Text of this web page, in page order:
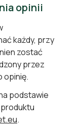
opinii
każdy, przy
zostać
przez
opinię.
podstawie
.